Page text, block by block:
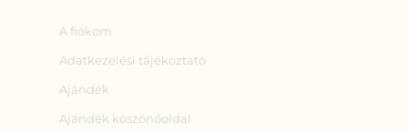
A fiókom
Adatkezelési tájékoztató
Ajándék
Ajándék köszönőoldal